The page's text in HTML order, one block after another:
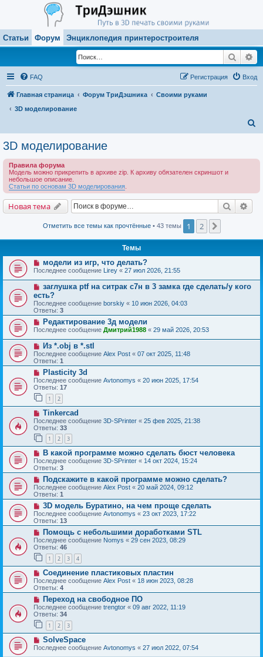
Статьи Форум Энциклопедия принтеростроителя
Поиск
FAQ Вход
Регистрация
Главная страница Форум ТриДэшника
Своими руками
3D моделирование
3D моделирование
Правила форума
Модель можно прикрепить в архиве zip. К архиву обязателен скриншот и
небольшое описание.
Статьи по основам 3D моделирования
Новая тема Поиск
Отметить все темы как прочтённые• 43 темы 1 2
Темы
модели из игр, что делать?
Последнее сообщение Lirey « 27 июл 2026, 21:55
заглушка ptf на ситрак с7н в 3 замка где сделать/у кого
есть?
Последнее сообщение borskiy « 10 июн 2026, 04:03
Ответы: 3
Редактирование 3д модели
Последнее сообщение Дмитрий1988 « 29 май 2026, 20:53
Из *.obj в *.stl
Последнее сообщение Alex Post « 07 окт 2025, 11:48
Ответы: 1
Plasticity 3d
Последнее сообщение Avtonomys « 20 июн 2025, 17:54
Ответы: 17
1 2
Tinkercad
Последнее сообщение 3D-SPrinter « 25 фев 2025, 21:38
Ответы: 33
1 2 3
В какой программе можно сделать бюст человека
Последнее сообщение 3D-SPrinter « 14 окт 2024, 15:24
Ответы: 3
Подскажите в какой программе можно сделать?
Последнее сообщение Alex Post « 20 май 2024, 09:12
Ответы: 1
3D модель Буратино, на чем проще сделать
Последнее сообщение Avtonomys « 23 окт 2023, 17:22
Ответы: 13
Помощь с небольшими доработками STL
Последнее сообщение Nomys « 29 сен 2023, 08:29
Ответы: 46
1 2 3 4
Соединение пластиковых пластин
Последнее сообщение Alex Post « 18 июн 2023, 08:28
Ответы: 4
Переход на свободное ПО
Последнее сообщение trengtor « 09 авг 2022, 11:19
Ответы: 34
1 2 3
SolveSpace
Последнее сообщение Avtonomys « 27 июл 2022, 07:54